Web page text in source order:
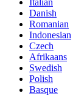
Danish
Romanian
Indonesian
Czech
Afrikaans
Swedish
Polish
Basque